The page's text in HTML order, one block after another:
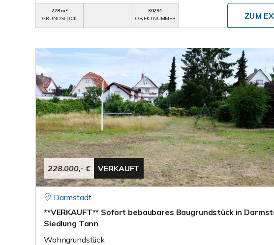
728 m²
GRUNDSTÜCK
30291
OBJEKTNUMMER
ZUM
228.000,- € VERKAUFT
Darmstadt
**VERKAUFT** Sofort bebaubares Baugrundstück in
Siedlung Tann
Wohngrundstück